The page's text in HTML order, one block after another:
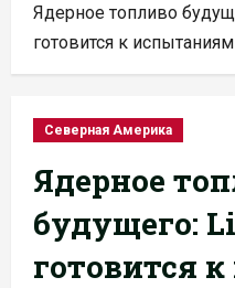
Ядерное топливо
готовится к
Северная Америка
Ядерное
будущего:
готовится